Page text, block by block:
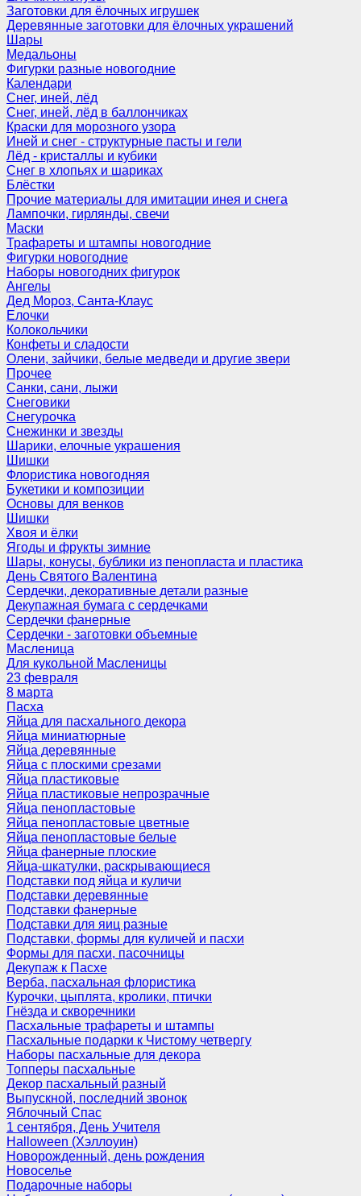
Заготовки для ёлочных игрушек
Деревянные заготовки для ёлочных украшений
Шары
Медальоны
Фигурки разные новогодние
Календари
Снег, иней, лёд
Снег, иней, лёд в баллончиках
Краски для морозного узора
Иней и снег - структурные пасты и гели
Лёд - кристаллы и кубики
Снег в хлопьях и шариках
Блёстки
Прочие материалы для имитации инея и снега
Лампочки, гирлянды, свечи
Маски
Трафареты и штампы новогодние
Фигурки новогодние
Наборы новогодних фигурок
Ангелы
Дед Мороз, Санта-Клаус
Елочки
Колокольчики
Конфеты и сладости
Олени, зайчики, белые медведи и другие звери
Прочее
Санки, сани, лыжи
Снеговики
Снегурочка
Снежинки и звезды
Шарики, елочные украшения
Шишки
Флористика новогодняя
Букетики и композиции
Основы для венков
Шишки
Хвоя и ёлки
Ягоды и фрукты зимние
Шары, конусы, бублики из пенопласта и пластика
День Святого Валентина
Сердечки, декоративные детали разные
Декупажная бумага с сердечками
Сердечки фанерные
Сердечки - заготовки объемные
Масленица
Для кукольной Масленицы
23 февраля
8 марта
Пасха
Яйца для пасхального декора
Яйца миниатюрные
Яйца деревянные
Яйца с плоскими срезами
Яйца пластиковые
Яйца пластиковые непрозрачные
Яйца пенопластовые
Яйца пенопластовые цветные
Яйца пенопластовые белые
Яйца фанерные плоские
Яйца-шкатулки, раскрывающиеся
Подставки под яйца и куличи
Подставки деревянные
Подставки фанерные
Подставки для яиц разные
Подставки, формы для куличей и пасхи
Формы для пасхи, пасочницы
Декупаж к Пасхе
Верба, пасхальная флористика
Курочки, цыплята, кролики, птички
Гнёзда и скворечники
Пасхальные трафареты и штампы
Пасхальные подарки к Чистому четвергу
Наборы пасхальные для декора
Топперы пасхальные
Декор пасхальный разный
Выпускной, последний звонок
Яблочный Спас
1 сентября, День Учителя
Halloween (Хэллоуин)
Новорожденный, день рождения
Новоселье
Подарочные наборы